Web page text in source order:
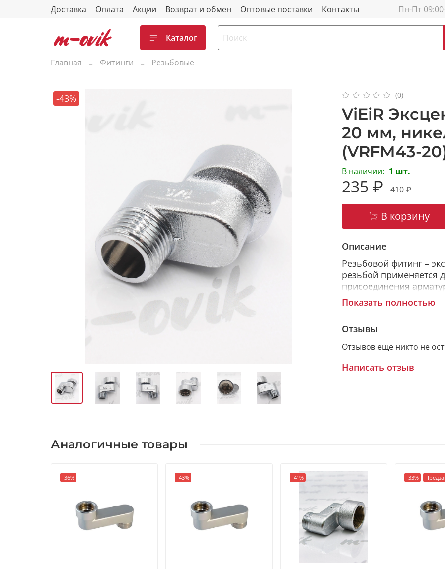
Доставка Оплата Акции Возврат и обмен Оптовые поставки Контакты Пн-Пт
Каталог
Главная Фитинги Резьбовые
-43% (0)
ViEiR
20 мм,
(VRFM43-
В наличии: 1 шт.
235 ₽ 410 ₽
В корзину
Описание
Резьбовой фитинг –
резьбой применяется
присоединения
осей соединяемых
латуни марки CW617N
при рабочем давлении
фитинга – внутренняя/
обеспечивает
Латунные
Показать полностью
Отзывы
Отзывов еще никто не
Написать отзыв
Аналогичные товары
-36% -43% -41% -33%